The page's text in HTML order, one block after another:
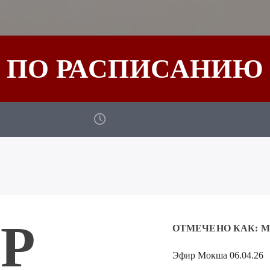
ПО РАСПИСАНИЮ
ОТМЕЧЕНО КАК:
Эфир Мокша 06.04.26